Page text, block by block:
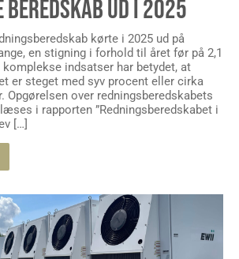
BEREDSKAB UD I 2025
kørte i 2025 ud på
en stigning i forhold til året før på 2,1
indsatser har betydet, at
er steget med syv procent eller cirka
Opgørelsen over redningsberedskabets
i rapporten ”Redningsberedskabet i
[…]